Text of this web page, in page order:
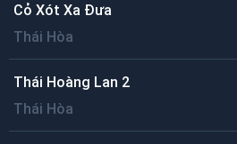
Cỏ Xót Xa Đưa
Thái Hòa
Thái Hoàng Lan 2
Thái Hòa